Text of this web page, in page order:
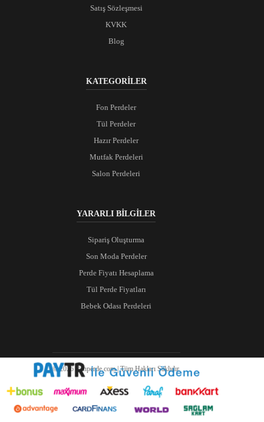
Satış Sözleşmesi
KVKK
Blog
KATEGORİLER
Fon Perdeler
Tül Perdeler
Hazır Perdeler
Mutfak Perdeleri
Salon Perdeleri
YARARLI BİLGİLER
Sipariş Oluşturma
Son Moda Perdeler
Perde Fiyatı Hesaplama
Tül Perde Fiyatları
Bebek Odası Perdeleri
© 2026 Ranperde.com | Tüm Hakları Saklıdır.